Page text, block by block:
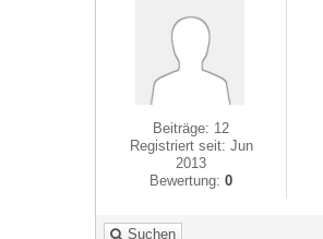
Beiträge: 12
Registriert seit: Jun
2013
Bewertung:0
Suchen